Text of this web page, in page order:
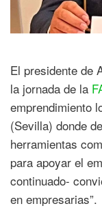
El presidente de
la jornada de la
emprendimiento
(Sevilla) donde
herramientas
para apoyar el
continuado-
en empresarias”.